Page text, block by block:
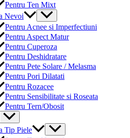
Pentru Ten Mixt
Nevoi
Menu
Toggle
Pentru Acnee si Imperfectiuni
Pentru Aspect Matur
Pentru Cuperoza
Pentru Deshidratare
Pentru Pete Solare / Melasma
Pentru Pori Dilatati
Pentru Rozacee
Pentru Sensibilitate si Roseata
Pentru Tern/Obosit
Menu
Toggle
Tip Piele
Menu
Toggle